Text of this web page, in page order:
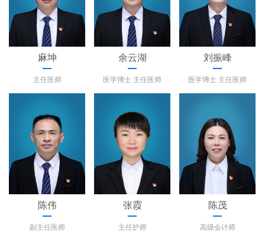
麻坤
主任医师
余云湖
医学博士 主任医师
刘振峰
医学博士 主任医师
陈伟
副主任医师
张霞
主任护师
陈茂
高级会计师